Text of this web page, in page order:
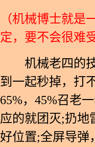
（机械博士就是
定，要不会很难
机械老四的技
到一起秒掉，打
65%，45%召老
应的就团灭;扔地
好位置;全屏导弹